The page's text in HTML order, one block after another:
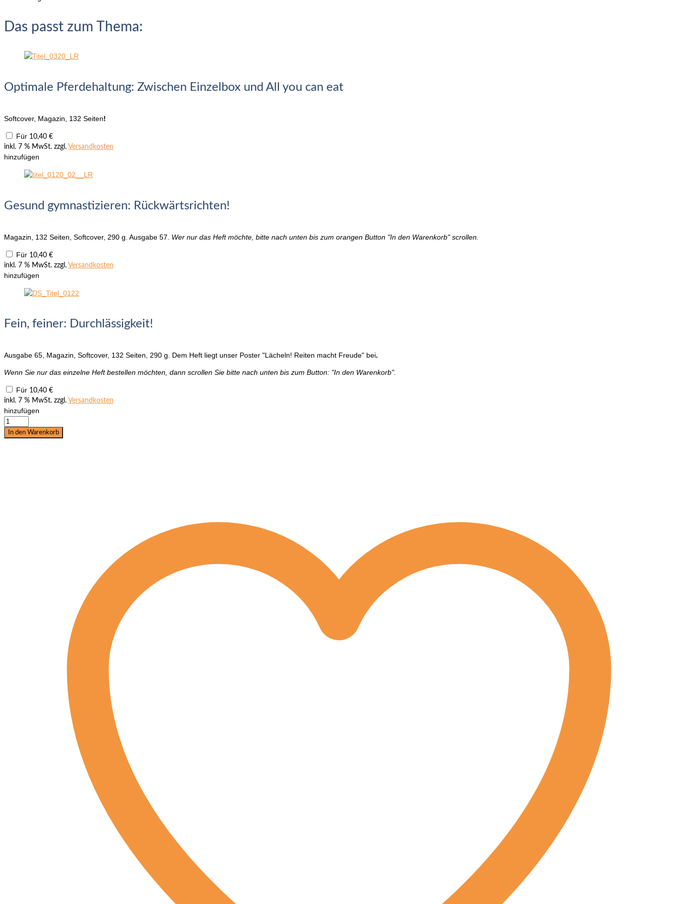
Das passt zum Thema:
Optimale Pferdehaltung: Zwischen Einzelbox und All you can eat
Softcover, Magazin, 132 Seiten!
Für 10,40 €
inkl. 7 % MwSt. zzgl. Versandkosten
hinzufügen
Gesund gymnastizieren: Rückwärtsrichten!
Magazin, 132 Seiten, Softcover, 290 g. Ausgabe 57. Wer nur das Heft möchte, bitte nach unten bis zum orangen Button "In den Warenkorb" scrollen.
Für 10,40 €
inkl. 7 % MwSt. zzgl. Versandkosten
hinzufügen
Fein, feiner: Durchlässigkeit!
Ausgabe 65, Magazin, Softcover, 132 Seiten, 290 g. Dem Heft liegt unser Poster "Lächeln! Reiten macht Freude" bei.
Wenn Sie nur das einzelne Heft bestellen möchten, dann scrollen Sie bitte nach unten bis zum Button: "In den Warenkorb".
Für 10,40 €
inkl. 7 % MwSt. zzgl. Versandkosten
hinzufügen
Das
Notfall-
Heft:
In den Warenkorb